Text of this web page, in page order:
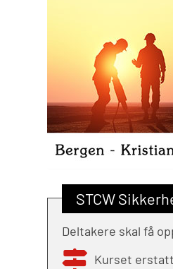
STCW
Deltakere skal få
Kurset